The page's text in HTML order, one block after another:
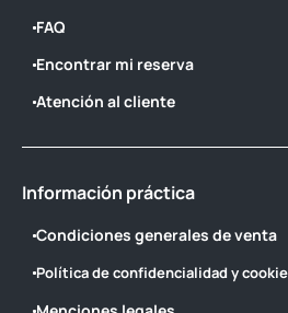
FAQ
Encontrar mi reserva
Atención al cliente
Información práctica
Condiciones generales de venta
Política de confidencialidad y